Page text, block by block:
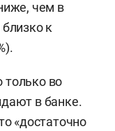
чем в
к
только во
в банке.
«достаточно